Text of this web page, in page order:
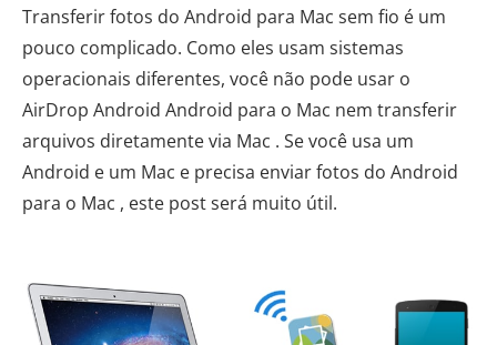
Transferir fotos do Android para Mac sem fio é um
pouco complicado. Como eles usam sistemas
operacionais diferentes, você não pode usar o
AirDrop Android Android para o Mac nem transferir
arquivos diretamente via Mac . Se você usa um
Android e um Mac e precisa enviar fotos do Android
para o Mac , este post será muito útil.